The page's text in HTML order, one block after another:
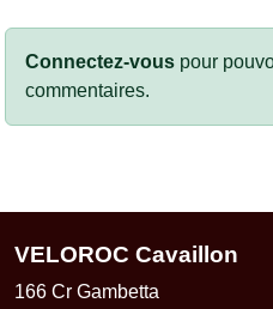
Connectez-vous pour
commentaires.
VELOROC Cavaillon
166 Cr Gambetta